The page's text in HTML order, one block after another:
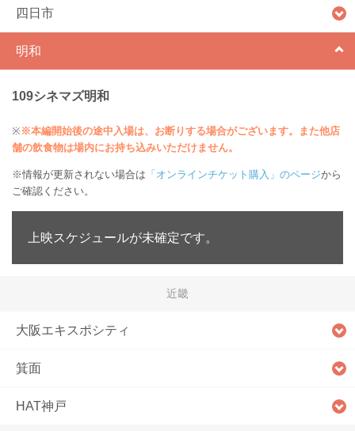
四日市
明和
109シネマズ明和
※ ※本編開始後の途中入場は、お断りする場合がございます。また他店
舗の飲食物は場内にお持ち込みいただけません。
※情報が更新されない場合は 「オンラインチケット購入」のページから
ご確認ください。
上映スケジュールが未確定です。
近畿
大阪エキスポシティ
箕面
HAT神戸